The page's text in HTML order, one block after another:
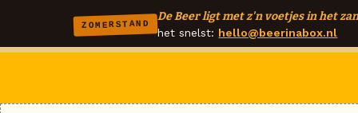
ZOMERSTAND
De Beer ligt met z'n voetjes in het
het snelst: hello@beerinabox.nl